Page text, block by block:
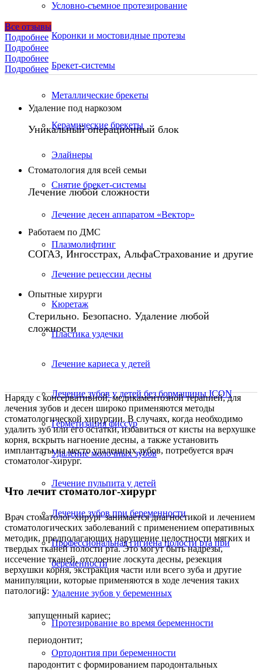
Условно-съемное протезирование
Коронки и мостовидные протезы
Брекет-системы
Металлические брекеты
Керамические брекеты
Элайнеры
Снятие брекет-системы
Лечение десен аппаратом «Вектор»
Плазмолифтинг
Лечение рецессии десны
Кюретаж
Пластика уздечки
Лечение кариеса у детей
Лечение зубов у детей без бормашины ICON
Герметизация фиссур
Удаление молочных зубов
Лечение пульпита у детей
Лечение зубов при беременности
Профессиональная гигиена полости рта при
беременности
Удаление зубов у беременных
Протезирование во время беременности
Ортодонтия при беременности
Все отзывы
Подробнее
Подробнее
Подробнее
Подробнее
Удаление под наркозом
Уникальный операционный блок
Стоматология для всей семьи
Лечение любой сложности
Работаем по ДМС
СОГАЗ, Ингосстрах, АльфаСтрахование и другие
Опытные хирурги
Стерильно. Безопасно. Удаление любой
сложности
Наряду с консервативной, медикаментозной терапией, для
лечения зубов и десен широко применяются методы
стоматологической хирургии. В случаях, когда необходимо
удалить зуб или его остатки, избавиться от кисты на верхушке
корня, вскрыть нагноение десны, а также установить
имплантаты на место удаленных зубов, потребуется врач
стоматолог-хирург.
Что лечит стоматолог-хирург
Врач стоматолог-хирург занимается диагностикой и лечением
стоматологических заболеваний с применением оперативных
методик, предполагающих нарушение целостности мягких и
твердых тканей полости рта. Это могут быть надрезы,
иссечение тканей, отслоение лоскута десны, резекция
верхушки корня, экстракция части или всего зуба и другие
манипуляции, которые применяются в ходе лечения таких
патологий:
запущенный кариес;
периодонтит;
пародонтит с формированием пародонтальных